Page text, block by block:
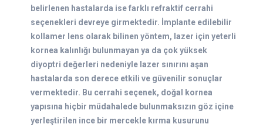
belirlenen hastalarda ise farklı refraktif cerrahi
seçenekleri devreye girmektedir. İmplante edilebilir
kollamer lens olarak bilinen yöntem, lazer için yeterli
kornea kalınlığı bulunmayan ya da çok yüksek
diyoptri değerleri nedeniyle lazer sınırını aşan
hastalarda son derece etkili ve güvenilir sonuçlar
vermektedir. Bu cerrahi seçenek, doğal kornea
yapısına hiçbir müdahalede bulunmaksızın göz içine
yerleştirilen ince bir mercekle kırma kusurunu